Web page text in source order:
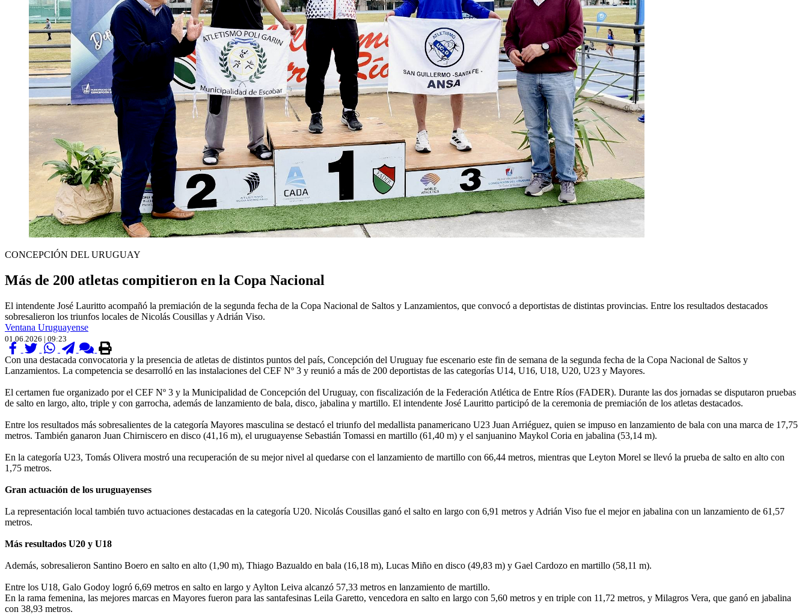
CONCEPCIÓN DEL URUGUAY
Más de 200 atletas compitieron en la Copa Nacional
El intendente José Lauritto acompañó la premiación de la segunda fecha de la Copa Nacional de Saltos y Lanzamientos, que convocó a deportistas de distintas provincias. Entre los resultados destacados
sobresalieron los triunfos locales de Nicolás Cousillas y Adrián Viso.
Ventana Uruguayense
01.06.2026 | 09:23
Con una destacada convocatoria y la presencia de atletas de distintos puntos del país, Concepción del Uruguay fue escenario este fin de semana de la segunda fecha de la Copa Nacional de Saltos y
Lanzamientos. La competencia se desarrolló en las instalaciones del CEF Nº 3 y reunió a más de 200 deportistas de las categorías U14, U16, U18, U20, U23 y Mayores.
El certamen fue organizado por el CEF Nº 3 y la Municipalidad de Concepción del Uruguay, con fiscalización de la Federación Atlética de Entre Ríos (FADER). Durante las dos jornadas se disputaron pruebas
de salto en largo, alto, triple y con garrocha, además de lanzamiento de bala, disco, jabalina y martillo. El intendente José Lauritto participó de la ceremonia de premiación de los atletas destacados.
Entre los resultados más sobresalientes de la categoría Mayores masculina se destacó el triunfo del medallista panamericano U23 Juan Arriéguez, quien se impuso en lanzamiento de bala con una marca de 17,75
metros. También ganaron Juan Chirniscero en disco (41,16 m), el uruguayense Sebastián Tomassi en martillo (61,40 m) y el sanjuanino Maykol Coria en jabalina (53,14 m).
En la categoría U23, Tomás Olivera mostró una recuperación de su mejor nivel al quedarse con el lanzamiento de martillo con 66,44 metros, mientras que Leyton Morel se llevó la prueba de salto en alto con
1,75 metros.
Gran actuación de los uruguayenses
La representación local también tuvo actuaciones destacadas en la categoría U20. Nicolás Cousillas ganó el salto en largo con 6,91 metros y Adrián Viso fue el mejor en jabalina con un lanzamiento de 61,57
metros.
Más resultados U20 y U18
Además, sobresalieron Santino Boero en salto en alto (1,90 m), Thiago Bazualdo en bala (16,18 m), Lucas Miño en disco (49,83 m) y Gael Cardozo en martillo (58,11 m).
Entre los U18, Galo Godoy logró 6,69 metros en salto en largo y Aylton Leiva alcanzó 57,33 metros en lanzamiento de martillo.
En la rama femenina, las mejores marcas en Mayores fueron para las santafesinas Leila Garetto, vencedora en salto en largo con 5,60 metros y en triple con 11,72 metros, y Milagros Vera, que ganó en jabalina
con 38,93 metros.